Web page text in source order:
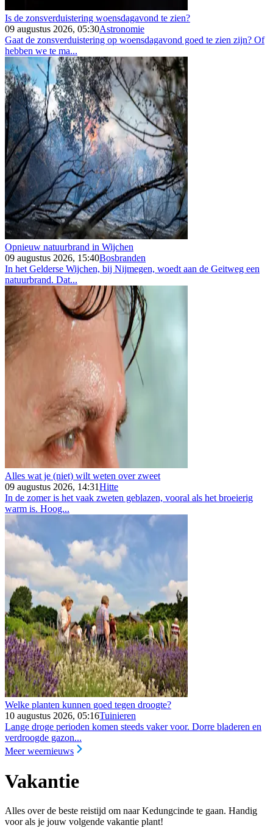
Is de zonsverduistering woensdagavond te zien?
09 augustus 2026, 05:30Astronomie
Gaat de zonsverduistering op woensdagavond goed te zien zijn? Of
hebben we te ma...
Opnieuw natuurbrand in Wijchen
09 augustus 2026, 15:40Bosbranden
In het Gelderse Wijchen, bij Nijmegen, woedt aan de Geitweg een
natuurbrand. Dat...
Alles wat je (niet) wilt weten over zweet
09 augustus 2026, 14:31Hitte
In de zomer is het vaak zweten geblazen, vooral als het broeierig
warm is. Hoog...
Welke planten kunnen goed tegen droogte?
10 augustus 2026, 05:16Tuinieren
Lange droge perioden komen steeds vaker voor. Dorre bladeren en
verdroogde gazon...
Meer weernieuws
Vakantie
Alles over de beste reistijd om naar Kedungcinde te gaan. Handig
voor als je jouw volgende vakantie plant!